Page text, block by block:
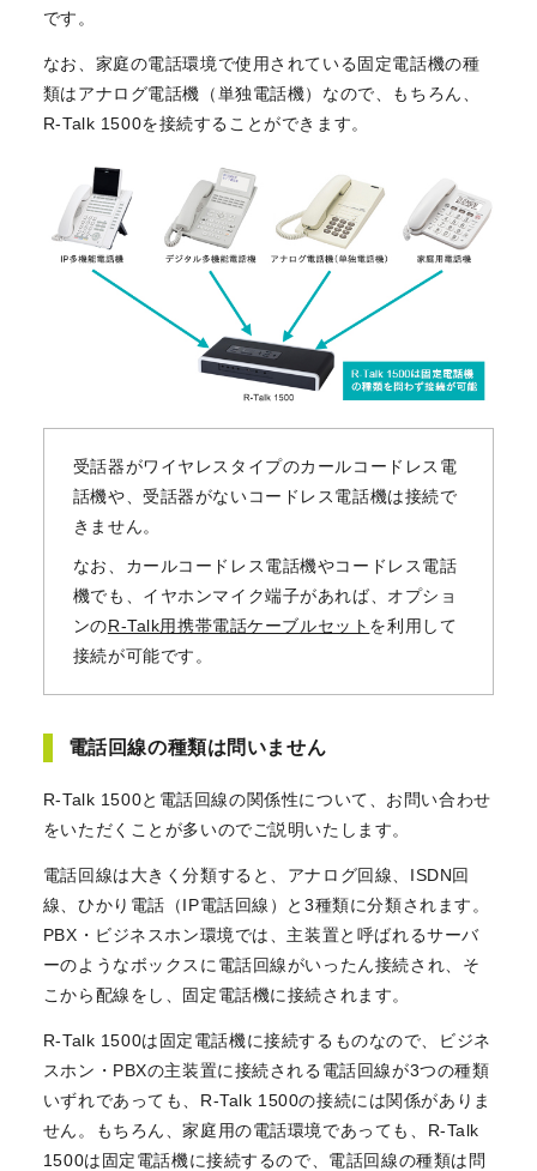
です。
なお、家庭の電話環境で使用されている固定電話機の種
類はアナログ電話機（単独電話機）なので、もちろん、
R-Talk 1500を接続することができます。
受話器がワイヤレスタイプのカールコードレス電
話機や、受話器がないコードレス電話機は接続で
きません。
なお、カールコードレス電話機やコードレス電話
機でも、イヤホンマイク端子があれば、オプショ
ンのR-Talk用携帯電話ケーブルセット を利用して
接続が可能です。
電話回線の種類は問いません
R-Talk 1500と電話回線の関係性について、お問い合わせ
をいただくことが多いのでご説明いたします。
電話回線は大きく分類すると、アナログ回線、ISDN回
線、ひかり電話（IP電話回線）と3種類に分類されます。
PBX・ビジネスホン環境では、主装置と呼ばれるサーバ
ーのようなボックスに電話回線がいったん接続され、そ
こから配線をし、固定電話機に接続されます。
R-Talk 1500は固定電話機に接続するものなので、ビジネ
スホン・PBXの主装置に接続される電話回線が3つの種類
いずれであっても、R-Talk 1500の接続には関係がありま
せん。もちろん、家庭用の電話環境であっても、R-Talk
1500は固定電話機に接続するので、電話回線の種類は問